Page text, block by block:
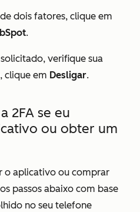
dois fatores, clique em
.
verifique sua
clique em Desligar.
2FA se eu
ou obter um
o aplicativo ou comprar
passos abaixo com base
no seu telefone